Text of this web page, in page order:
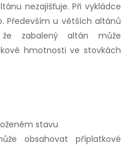
nezajišťuje. Při vykládce
Především u větších altánů
zabalený altán může
hmotnosti ve stovkách
stavu
obsahovat příplatkové